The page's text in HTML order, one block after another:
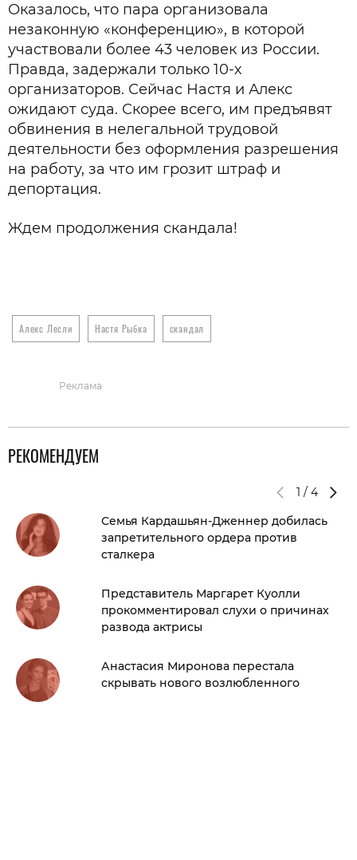
Оказалось, что пара организовала
незаконную «конференцию», в которой
участвовали более 43 человек из России.
Правда, задержали только 10-х
организаторов. Сейчас Настя и Алекс
ожидают суда. Скорее всего, им предъявят
обвинения в нелегальной трудовой
деятельности без оформления разрешения
на работу, за что им грозит штраф и
депортация.
Ждем продолжения скандала!
Алекс Лесли Настя Рыбка скандал
Реклама
РЕКОМЕНДУЕМ
1 / 4
Семья Кардашьян-Дженнер добилась
запретительного ордера против
сталкера
Представитель Маргарет Куолли
прокомментировал слухи о причинах
развода актрисы
Анастасия Миронова перестала
скрывать нового возлюбленного